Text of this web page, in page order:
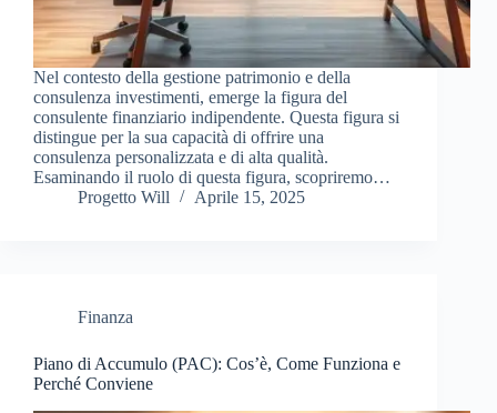
Nel contesto della gestione patrimonio e della
consulenza investimenti, emerge la figura del
consulente finanziario indipendente. Questa figura si
distingue per la sua capacità di offrire una
consulenza personalizzata e di alta qualità.
Esaminando il ruolo di questa figura, scopriremo…
Progetto Will
Aprile 15, 2025
Finanza
Piano di Accumulo (PAC): Cos’è, Come Funziona e
Perché Conviene